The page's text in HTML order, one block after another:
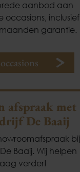
aanbod aan
occasions, inclusief
garantie.
afspraak met
De Baaij
bij
Baaij. Wij helpen
verder!